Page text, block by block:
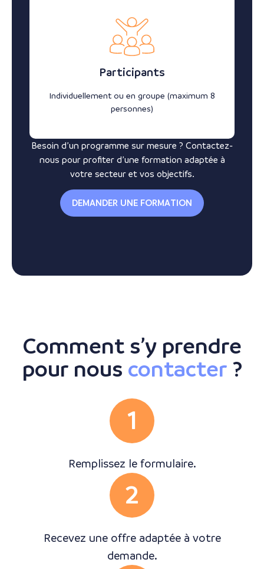
Participants
Individuellement ou en groupe (maximum 8
personnes)
Besoin d’un programme sur mesure ? Contactez-
nous pour profiter d’une formation adaptée à
votre secteur et vos objectifs.
DEMANDER UNE FORMATION
Comment s’y prendre
pour nous contacter ?
1
Remplissez le formulaire.
2
Recevez une offre adaptée à votre
demande.